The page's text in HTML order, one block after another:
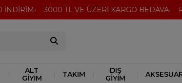
3000 TL VE ÜZERİ KARGO BEDAVA
ALT
GİYİM
TAKIM
DIŞ
GİYİM